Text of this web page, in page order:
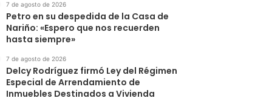
7 de agosto de 2026
Petro en su despedida de la Casa de
Nariño: «Espero que nos recuerden
hasta siempre»
7 de agosto de 2026
Delcy Rodríguez firmó Ley del Régimen
Especial de Arrendamiento de
Inmuebles Destinados a Vivienda